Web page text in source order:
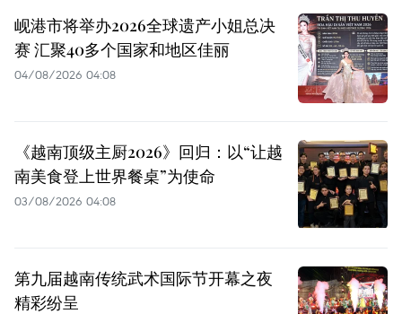
岘港市将举办2026全球遗产小姐总决
赛 汇聚40多个国家和地区佳丽
04/08/2026 04:08
《越南顶级主厨2026》回归：以“让越
南美食登上世界餐桌”为使命
03/08/2026 04:08
第九届越南传统武术国际节开幕之夜
精彩纷呈